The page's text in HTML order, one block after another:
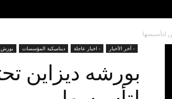
لتأسيسها
- آخر الأخبار - اخبار عاجلة ديناميكية المؤسسات بورش
بورشه ديزاين